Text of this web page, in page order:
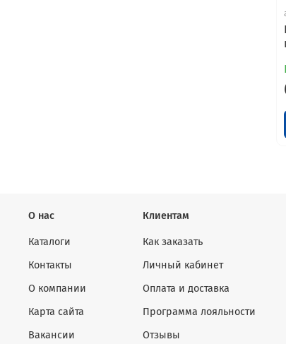
О нас
Каталоги
Контакты
О компании
Карта сайта
Вакансии
Клиентам
Как заказать
Личный кабинет
Оплата и доставка
Программа лояльности
Отзывы